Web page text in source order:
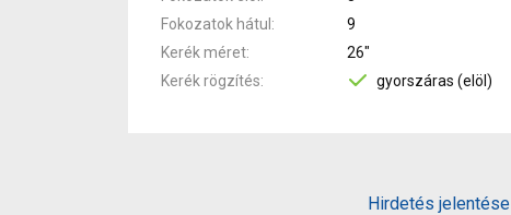
Fokozatok hátul
9
Kerék méret
26"
Kerék rögzítés
gyorszáras (elöl)
Hirdetés jelentése